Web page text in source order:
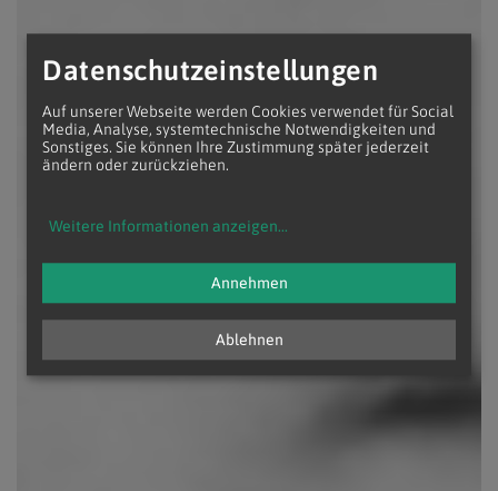
Datenschutzeinstellungen
Auf unserer Webseite werden Cookies verwendet für Social
Media, Analyse, systemtechnische Notwendigkeiten und
Sonstiges. Sie können Ihre Zustimmung später jederzeit
ändern oder zurückziehen.
Weitere Informationen anzeigen...
Ablehnen
Annehmen